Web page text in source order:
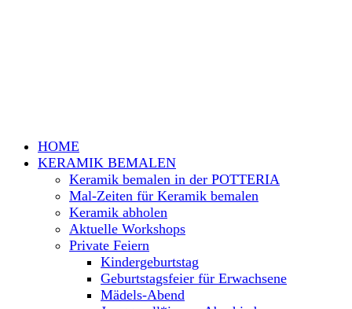
HOME
KERAMIK BEMALEN
Keramik bemalen in der POTTERIA
Mal-Zeiten für Keramik bemalen
Keramik abholen
Aktuelle Workshops
Private Feiern
Kindergeburtstag
Geburtstagsfeier für Erwachsene
Mädels-Abend